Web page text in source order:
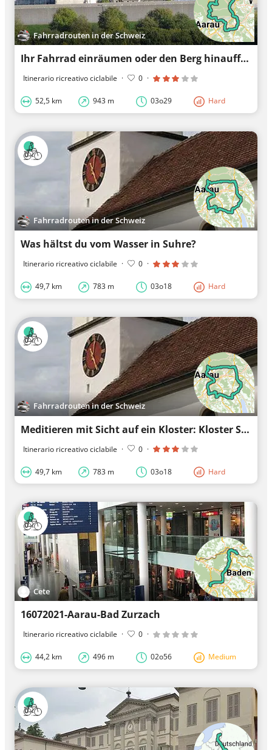
Fahrradrouten in der Schweiz
Ihr Fahrrad einräumen oder den Berg hinauffahren: Bözbergpass
Itinerario ricreativo ciclabile · 0 ·
52,5 km 943 m 03o29 Hard
Fahrradrouten in der Schweiz
Was hältst du vom Wasser in Suhre?
Itinerario ricreativo ciclabile · 0 ·
49,7 km 783 m 03o18 Hard
Fahrradrouten in der Schweiz
Meditieren mit Sicht auf ein Kloster: Kloster St. Ursula
Itinerario ricreativo ciclabile · 0 ·
49,7 km 783 m 03o18 Hard
Cete
16072021-Aarau-Bad Zurzach
Itinerario ricreativo ciclabile · 0 ·
44,2 km 496 m 02o56 Medium